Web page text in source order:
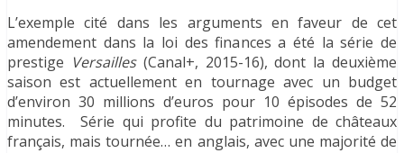
L’exemple cité dans les arguments en faveur de cet
amendement dans la loi des finances a été la série de
prestige Versailles (Canal+, 2015-16), dont la deuxième
saison est actuellement en tournage avec un budget
d’environ 30 millions d’euros pour 10 épisodes de 52
minutes. Série qui profite du patrimoine de châteaux
français, mais tournée… en anglais, avec une majorité de